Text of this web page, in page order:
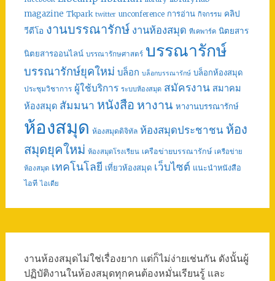
magazine Tkpark twitter unconference การอ่าน กิจกรรม คลิป
วีดีโอ งานบรรณารักษ์ งานห้องสมุด ทีเคพาร์ค นิตยสาร
นิตยสารออนไลน์ บรรณารักษศาสตร์ บรรณารักษ์
บรรณารักษ์ยุคใหม่ บล็อก บล็อกบรรณารักษ์ บล็อกห้องสมุด
ประชุมวิชาการ ผู้ใช้บริการ ระบบห้องสมุด สมัครงาน สมาคม
ห้องสมุด สัมมนา หนังสือ หางาน หางานบรรณารักษ์
ห้องสมุด ห้องสมุดดิจิทัล ห้องสมุดประชาชน ห้อง
สมุดยุคใหม่ ห้องสมุดโรงเรียน เครือข่ายบรรณารักษ์ เครือข่าย
ห้องสมุด เทคโนโลยี เที่ยวห้องสมุด เว็บไซต์ แนะนำหนังสือ
ไอที ไอเดีย
งานห้องสมุดไม่ใช่เรื่องยาก แต่ก็ไม่ง่ายเช่นกัน ดังนั้นผู้
ปฏิบัติงานในห้องสมุดทุกคนต้องหมั่นเรียนรู้ และ